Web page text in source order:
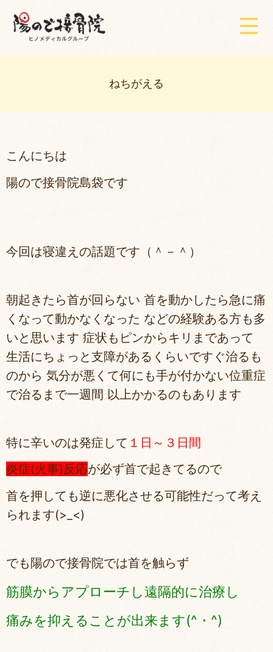
ねちがえる
こんにちは
陽ので接骨院島袋です
今回は寝違えの話題です（＾－＾）
朝起きたら首が回らない 首を動かしたら急に痛
くなって動かなくなった などの経験ある方も多
いと思います 症状もピンからキリまであって
生活にちょっと支障があるくらいですぐ治るも
のから 気分が悪くて何にも手が付かない位重症
で治るまで一週間 以上かかるのもあります
特に辛いのは発症して １日～３日間
炎症(火事)反応が必ず首で起きてるので
首を押しても逆に悪化させる可能性だって考え
られます(>_<)
でも陽ので接骨院では首を触らず
筋膜からアプローチし遠隔的に治療し
痛みを抑えることが出来ます(^・^)